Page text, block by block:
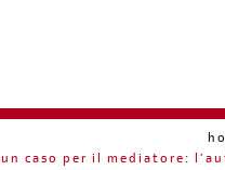
un caso per il mediatore: